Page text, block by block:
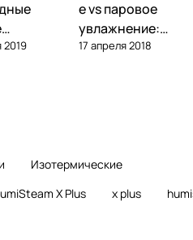
—
2019
е vs паровое
увлажнение:
что выбрать
17 апреля 2018
Изотермические
X Plus x plus